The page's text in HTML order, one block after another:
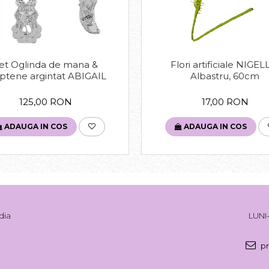
Oglinda de mana &
argintat ABIGAIL
125,00 RON
ADAUGA IN COS
Flori artificiale
Albastru, 60cm
17,00 RON
ADAUGA IN COS